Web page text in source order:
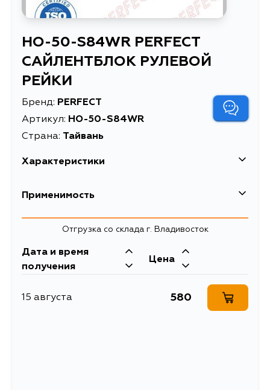
HO-50-S84WR PERFECT
САЙЛЕНТБЛОК РУЛЕВОЙ
РЕЙКИ
Бренд: PERFECT
Артикул: HO-50-S84WR
Страна: Тайвань
Характеристики
Высота упаковки, мм
0.057
Объем упаковки, л 0.031581
Применимость
Отгрузка со склада г. Владивосток
Дата и время
получения
Цена
15 августа 580